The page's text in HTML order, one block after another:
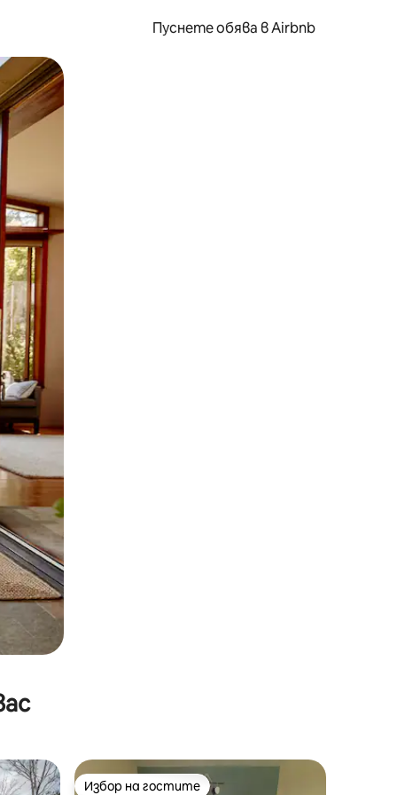
Пуснете обява в Airbnb
или плъзгане.
Избор на гостите